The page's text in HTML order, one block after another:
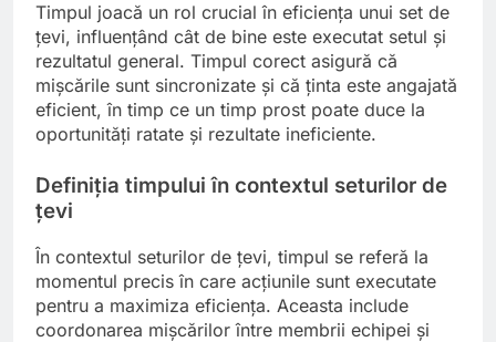
Timpul joacă un rol crucial în eficiența unui set de
țevi, influențând cât de bine este executat setul și
rezultatul general. Timpul corect asigură că
mișcările sunt sincronizate și că ținta este angajată
eficient, în timp ce un timp prost poate duce la
oportunități ratate și rezultate ineficiente.
Definiția timpului în contextul seturilor de
țevi
În contextul seturilor de țevi, timpul se referă la
momentul precis în care acțiunile sunt executate
pentru a maximiza eficiența. Aceasta include
coordonarea mișcărilor între membrii echipei și